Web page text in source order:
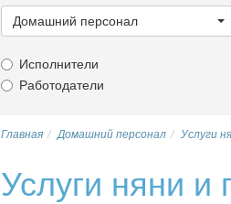
категорию...
Домашний персонал
Исполнители
Работодатели
Главная Домашний персонал Услуги
Услуги няни и